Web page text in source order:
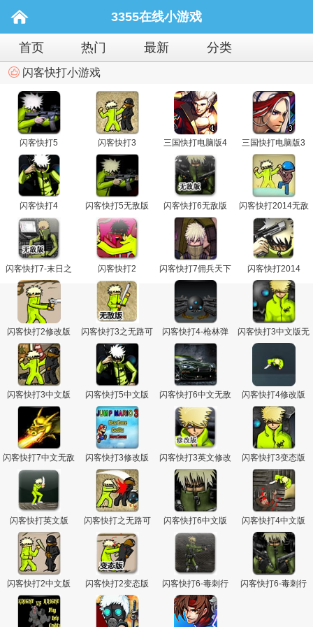
3355在线小游戏
首页 热门 最新 分类
闪客快打小游戏
闪客快打5 闪客快打3 三国快打电脑版4 三国快打电脑版3
闪客快打4 闪客快打5无敌版 闪客快打6无敌版
闪客快打2014无敌
版
闪客快打7-末日之
后无敌版
闪客快打2 闪客快打7佣兵天下 闪客快打2014
闪客快打2修改版
闪客快打3之无路可
退无敌版
闪客快打4-枪林弹
雨
闪客快打3中文版无
闪客快打3中文版 闪客快打5中文版
闪客快打6中文无敌
版
闪客快打4修改版
闪客快打7中文无敌
版
闪客快打3修改版
闪客快打3英文修改
版
闪客快打3变态版
闪客快打英文版
闪客快打之无路可
退无敌版
闪客快打6中文版 闪客快打4中文版
闪客快打2中文版 闪客快打2变态版
闪客快打6-毒刺行
动英文版
闪客快打6-毒刺行